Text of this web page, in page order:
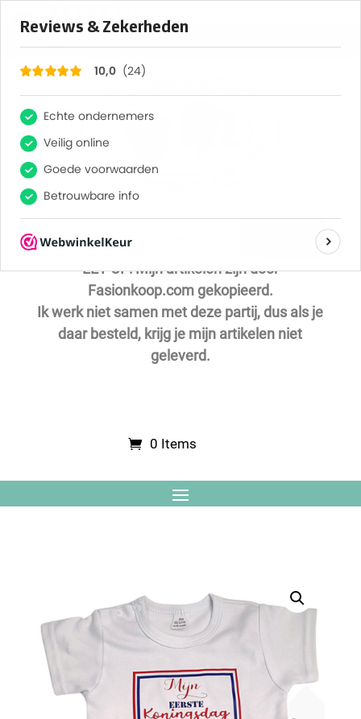
10
LET OP: Mijn artikelen zijn door
Fasionkoop.com gekopieerd.
Ik werk niet samen met deze partij, dus als je
daar besteld, krijg je mijn artikelen niet
geleverd.
0 Items
Save